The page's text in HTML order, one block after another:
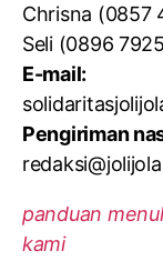
Chrisna (0857
Seli (0896
E-mail:
Pengiriman
panduan
kami